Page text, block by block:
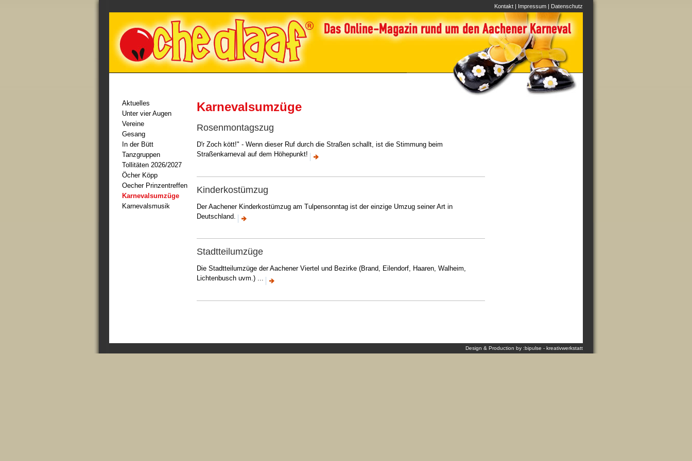
Kontakt | Impressum | Datenschutz
Aktuelles
Unter vier Augen
Vereine
Gesang
In der Bütt
Tanzgruppen
Tollitäten 2026/2027
Öcher Köpp
Oecher Prinzentreffen
Karnevalsumzüge
Karnevalsmusik
Karnevalsumzüge
Rosenmontagszug
D'r Zoch kött!" - Wenn dieser Ruf durch die Straßen schallt, ist die Stimmung beim
Straßenkarneval auf dem Höhepunkt!
Kinderkostümzug
Der Aachener Kinderkostümzug am Tulpensonntag ist der einzige Umzug seiner Art in
Deutschland.
Stadtteilumzüge
Die Stadtteilumzüge der Aachener Viertel und Bezirke (Brand, Eilendorf, Haaren, Walheim,
Lichtenbusch uvm.) ...
Design & Production by :bipulse - kreativwerkstatt